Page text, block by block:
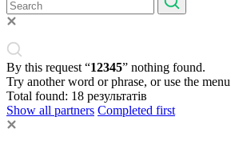
By this request “12345” nothing found.
Try another word or phrase, or use the menu
Total found: 18 результатів
Show all partners Completed first